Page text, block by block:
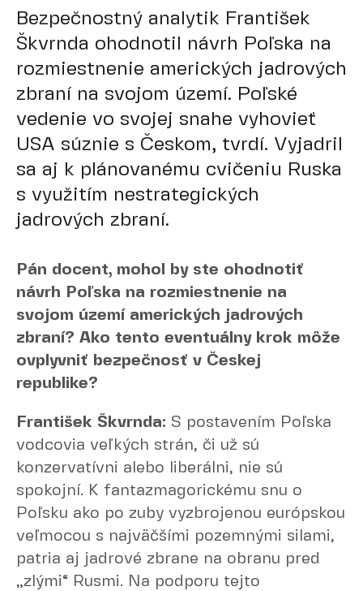
Bezpečnostný analytik František
Škvrnda ohodnotil návrh Poľska na
rozmiestnenie amerických jadrových
zbraní na svojom území. Poľské
vedenie vo svojej snahe vyhovieť
USA súznie s Českom, tvrdí. Vyjadril
sa aj k plánovanému cvičeniu Ruska
s využitím nestrategických
jadrových zbraní.
Pán docent, mohol by ste ohodnotiť
návrh Poľska na rozmiestnenie na
svojom území amerických jadrových
zbraní? Ako tento eventuálny krok môže
ovplyvniť bezpečnosť v Českej
republike?
František Škvrnda: S postavením Poľska
vodcovia veľkých strán, či už sú
konzervatívni alebo liberálni, nie sú
spokojní. K fantazmagorickému snu o
Poľsku ako po zuby vyzbrojenou európskou
veľmocou s najväčšími pozemnými silami,
patria aj jadrové zbrane na obranu pred
„zlými“ Rusmi. Na podporu tejto